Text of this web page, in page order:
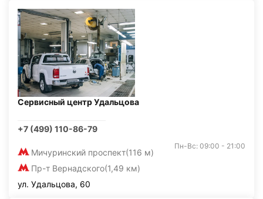
Сервисный центр Удальцова
+7 (499) 110-86-79
Мичуринский проспект(116 м)
Пр-т Вернадского(1,49 км)
Пн-Вс: 09:00 - 21:00
ул. Удальцова, 60